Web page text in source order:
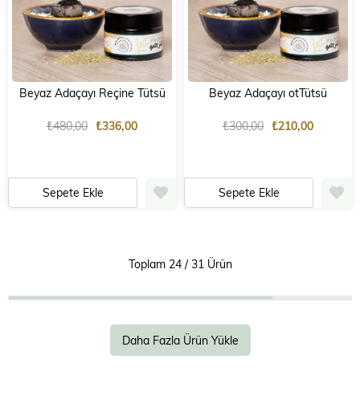
Beyaz Adaçayı Reçine Tütsü
₺336,00
₺480,00
Sepete Ekle
Beyaz Adaçayı otTütsü
₺210,00
₺300,00
Sepete Ekle
Toplam 24/31Ürün
Daha Fazla Ürün Yükle